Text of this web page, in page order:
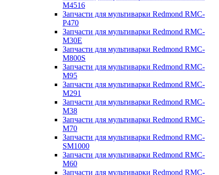
M4516
Запчасти для мультиварки Redmond RMC-
P470
Запчасти для мультиварки Redmond RMC-
M30E
Запчасти для мультиварки Redmond RMC-
M800S
Запчасти для мультиварки Redmond RMC-
M95
Запчасти для мультиварки Redmond RMC-
M291
Запчасти для мультиварки Redmond RMC-
M38
Запчасти для мультиварки Redmond RMC-
M70
Запчасти для мультиварки Redmond RMC-
SM1000
Запчасти для мультиварки Redmond RMC-
M60
Запчасти для мультиварки Redmond RMC-